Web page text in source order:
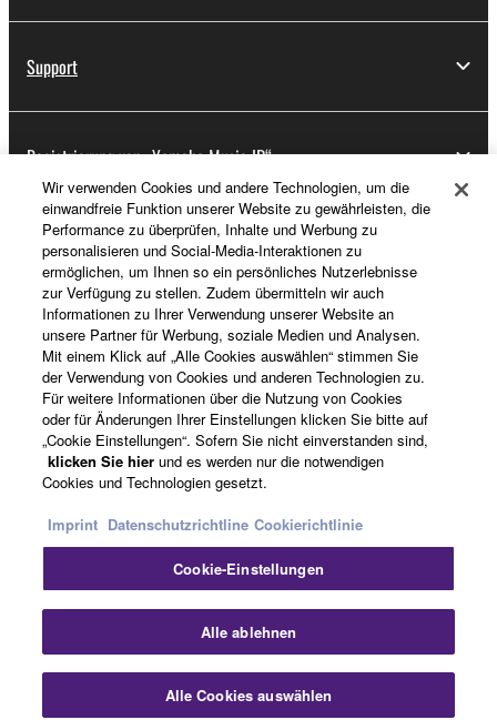
Support
Registrierung von „Yamaha Music ID“
Über Yamaha
Österreich - German
Business
KontaktNutzungsbedingungenDatenschutzerklärung
CookierichtlinieImpressum
© Yamaha Corporation.
Wir verwenden Cookies und andere Technologien, um die
einwandfreie Funktion unserer Website zu gewährleisten, die
Performance zu überprüfen, Inhalte und Werbung zu
personalisieren und Social-Media-Interaktionen zu
ermöglichen, um Ihnen so ein persönliches Nutzerlebnisse
zur Verfügung zu stellen. Zudem übermitteln wir auch
Informationen zu Ihrer Verwendung unserer Website an
unsere Partner für Werbung, soziale Medien und Analysen.
Mit einem Klick auf „Alle Cookies auswählen“ stimmen Sie
der Verwendung von Cookies und anderen Technologien zu.
Für weitere Informationen über die Nutzung von Cookies
oder für Änderungen Ihrer Einstellungen klicken Sie bitte auf
„Cookie Einstellungen“. Sofern Sie nicht einverstanden sind,
klicken Sie hier und es werden nur die notwendigen
Cookies und Technologien gesetzt.
Imprint Datenschutzrichtline Cookierichtlinie
Cookie-Einstellungen
Alle ablehnen
Alle Cookies auswählen